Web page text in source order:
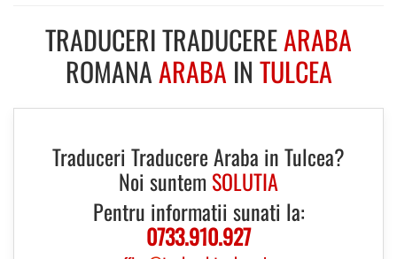
TRADUCERI TRADUCEREARABA
ROMANAARABA IN TULCEA
Traduceri Traducere Araba in Tulcea?
Noi suntem SOLUTIA
Pentru informatii sunati la:
0733.910.927